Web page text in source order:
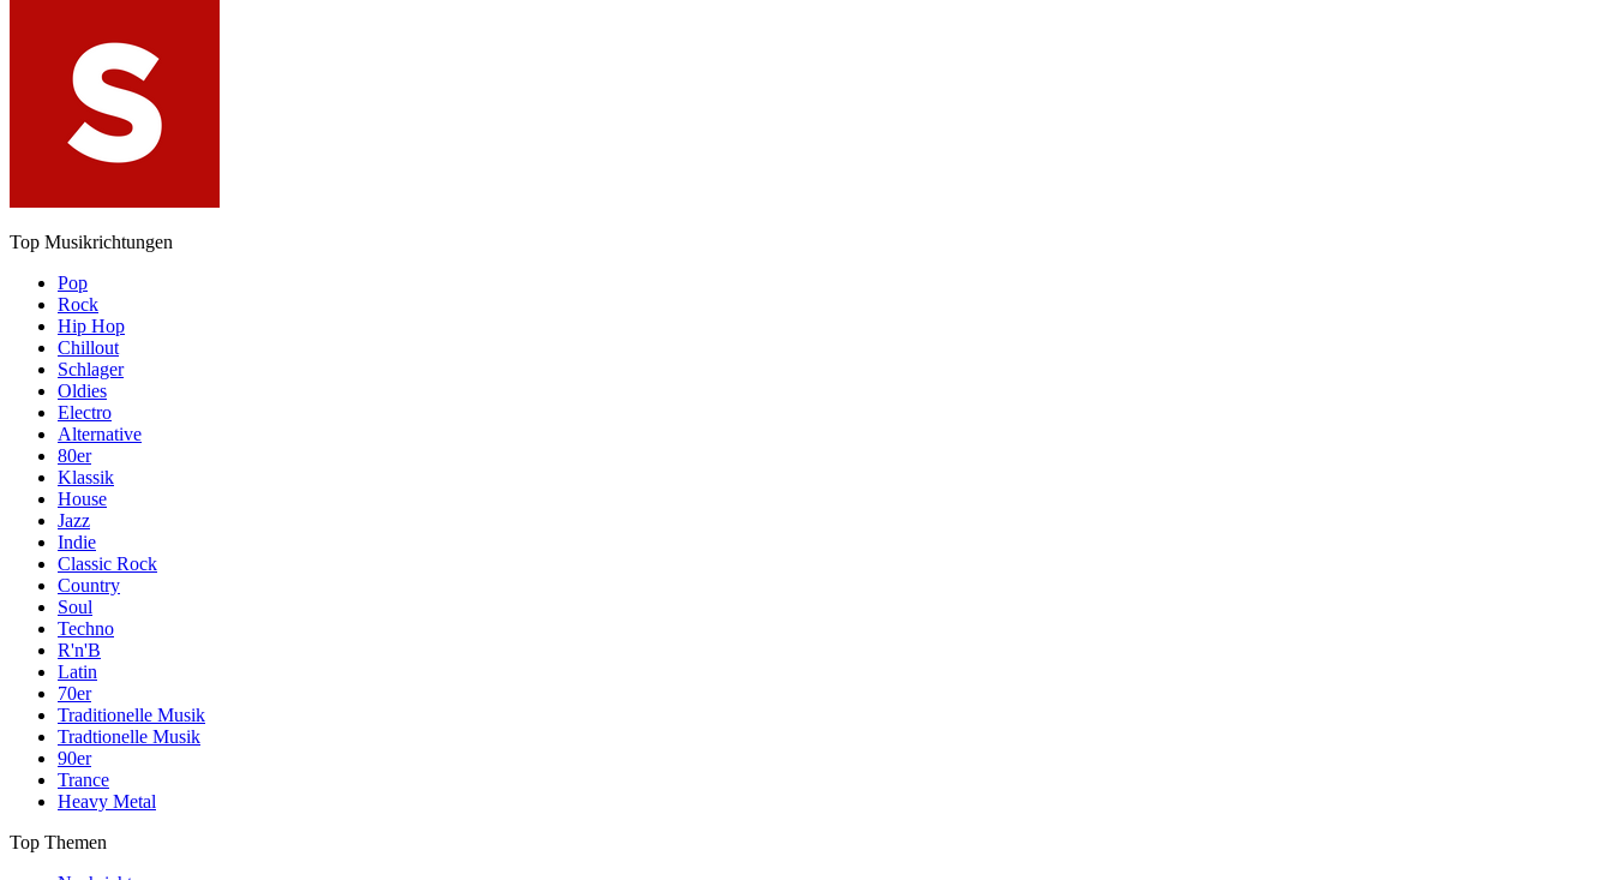
Top Musikrichtungen
Pop
Rock
Hip Hop
Chillout
Schlager
Oldies
Electro
Alternative
80er
Klassik
House
Jazz
Indie
Classic Rock
Country
Soul
Techno
R'n'B
Latin
70er
Traditionelle Musik
Tradtionelle Musik
90er
Trance
Heavy Metal
Top Themen